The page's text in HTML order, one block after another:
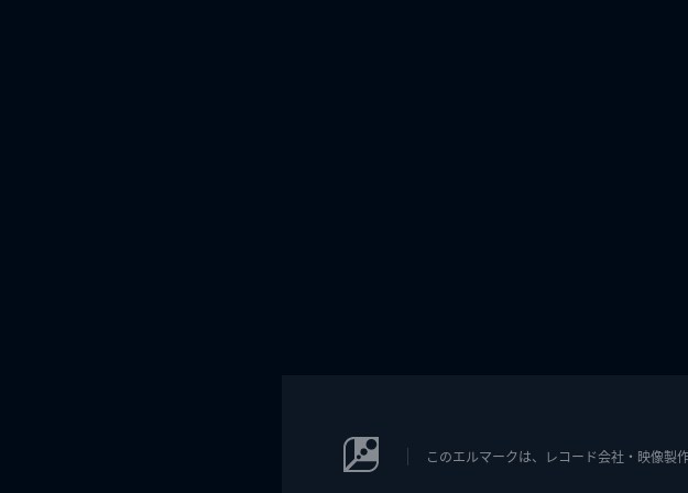
このエルマークは、レコード会社・映像製